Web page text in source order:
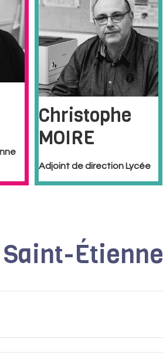
Christophe
MOIRE
Adjoint de direction Lycée
Étienne